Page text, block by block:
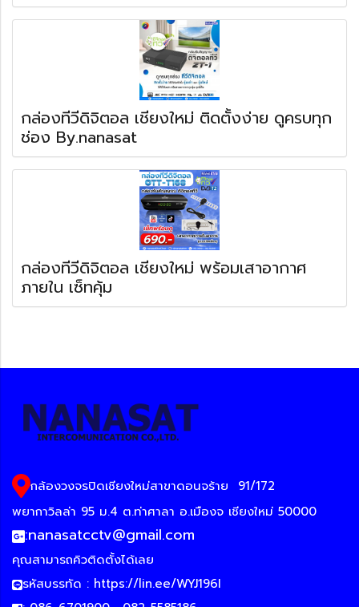
กล่องทีวีดิจิตอล เชียงใหม่ ติดตั้งง่าย ดูครบทุก
ช่อง By.nanasat
กล่องทีวีดิจิตอล เชียงใหม่ พร้อมเสาอากาศ
ภายใน เซ็ทคุ้ม
กล้องวงจรปิดเชียงใหม่สาขาดอนจร้าย
91/172
พยากาวิลล่า 95 ม.4 ต.ท่าศาลา อ.เมืองจ เชียงใหม่ 50000
:nanasatcctv@gmail.com
คุณสามารถคิวติดตั้งได้เลย
รหัสบรรทัด : https://lin.ee/WYJ196I